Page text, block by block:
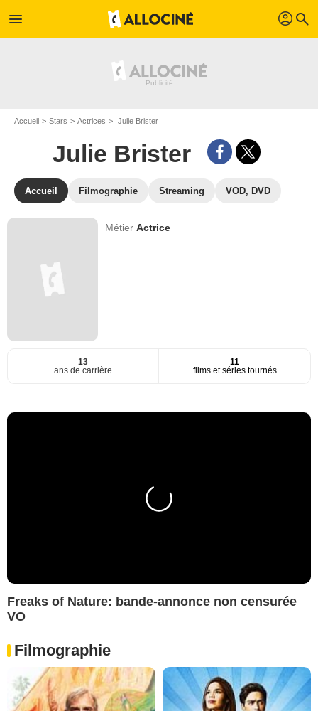
menu profil search
Accueil Stars Actrices Julie Brister
Julie Brister
Accueil Filmographie Streaming VOD, DVD
MétierActrice
13
ans de carrière
11
films et séries tournés
Freaks of Nature: bande-annonce non censurée
VO
Filmographie